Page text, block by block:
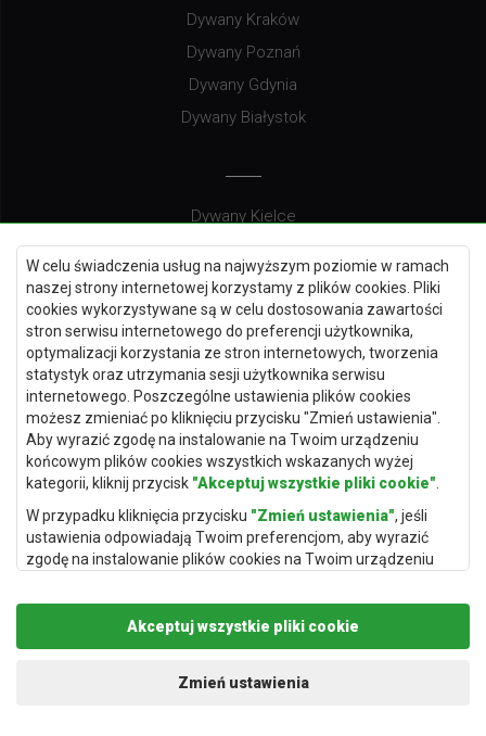
W celu świadczenia usług na najwyższym poziomie w ramach
naszej strony internetowej korzystamy z plików cookies. Pliki
cookies wykorzystywane są w celu dostosowania zawartości
stron serwisu internetowego do preferencji użytkownika,
optymalizacji korzystania ze stron internetowych, tworzenia
statystyk oraz utrzymania sesji użytkownika serwisu
internetowego. Poszczególne ustawienia plików cookies
możesz zmieniać po kliknięciu przycisku "Zmień ustawienia".
Aby wyrazić zgodę na instalowanie na Twoim urządzeniu
końcowym plików cookies wszystkich wskazanych wyżej
kategorii, kliknij przycisk "Akceptuj wszystkie pliki cookie"
W przypadku kliknięcia przycisku "Zmień ustawienia", jeśli
ustawienia odpowiadają Twoim preferencjom, aby wyrazić
zgodę na instalowanie plików cookies na Twoim urządzeniu
"Zapisz i zaakceptuj".
Podstawą przetwarzania danych osobowych, w zakresie w
administratora danych osobowych (Rugito Radosław Bartosik z
Akceptuj wszystkie pliki cookie
Zmień ustawienia
Dywany Kraków
Dywany Poznań
Dywany Gdynia
Dywany Białystok
Dywany Kielce
Dywany Gdańsk
Dywany Toruń
Dywany Bydgoszcz
Dywany Łódź
Dywany Katowice
Dywany Rzeszów
Dywany Częstochowa
Projekt i realizacja:dimax.pl